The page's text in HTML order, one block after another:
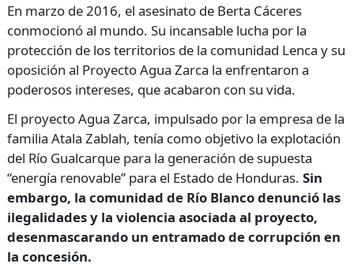
En marzo de 2016, el asesinato de Berta Cáceres
conmocionó al mundo. Su incansable lucha por la
protección de los territorios de la comunidad Lenca y su
oposición al Proyecto Agua Zarca la enfrentaron a
poderosos intereses, que acabaron con su vida.
El proyecto Agua Zarca, impulsado por la empresa de la
familia Atala Zablah, tenía como objetivo la explotación
del Río Gualcarque para la generación de supuesta
“energía renovable” para el Estado de Honduras. Sin
embargo, la comunidad de Río Blanco denunció las
ilegalidades y la violencia asociada al proyecto,
desenmascarando un entramado de corrupción en
la concesión.